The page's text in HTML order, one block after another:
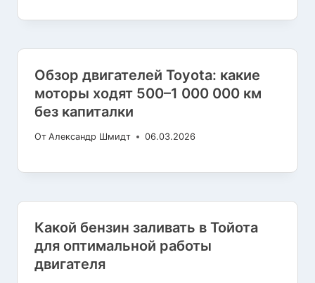
Обзор двигателей Toyota: какие
моторы ходят 500–1 000 000 км
без капиталки
От Александр Шмидт 06.03.2026
Какой бензин заливать в Тойота
для оптимальной работы
двигателя